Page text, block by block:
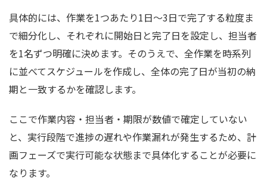
具体的には、作業を1つあたり1日〜3日で完了する粒度ま
で細分化し、それぞれに開始日と完了日を設定し、担当者
を1名ずつ明確に決めます。そのうえで、全作業を時系列
に並べてスケジュールを作成し、全体の完了日が当初の納
期と一致するかを確認します。
ここで作業内容・担当者・期限が数値で確定していない
と、実行段階で進捗の遅れや作業漏れが発生するため、計
画フェーズで実行可能な状態まで具体化することが必要に
なります。